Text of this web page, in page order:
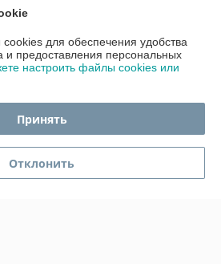
ИП Гавриленко Светлана
для обеспечения удобства
и предоставления персональных
настроить файлы cookies или
Принять
Отклонить